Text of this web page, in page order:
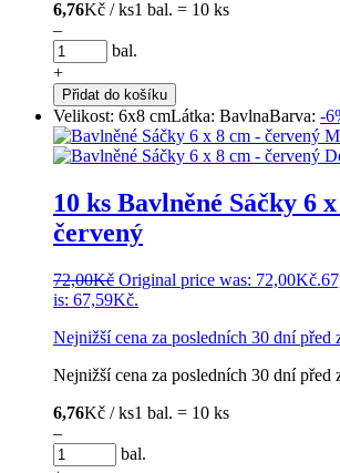
6,76Kč / ks1 bal. = 10 ks
–
bal.
+
Přidat do košíku
Velikost: 6x8 cmLátka: BavlnaBarva: -
10 ks Bavlněné Sáčky 6
červený
72,00Kč Original price was: 72,00Kč.
is: 67,59Kč.
Nejnižší cena za posledních 30 dní před
Nejnižší cena za posledních 30 dní před
6,76Kč / ks1 bal. = 10 ks
–
bal.